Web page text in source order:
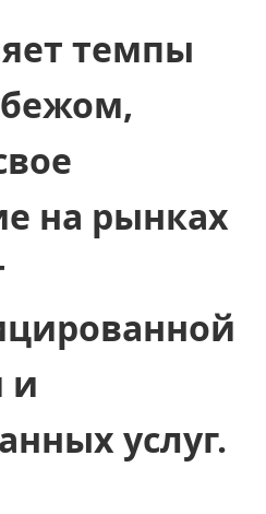
темпы
на рынках
и
услуг.